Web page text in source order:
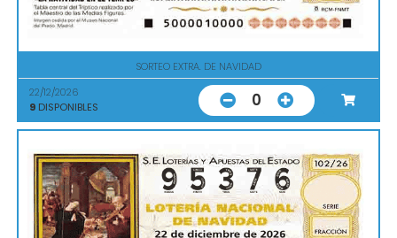
SORTEO EXTRA. DE NAVIDAD
22/12/2026
9 DISPONIBLES 0